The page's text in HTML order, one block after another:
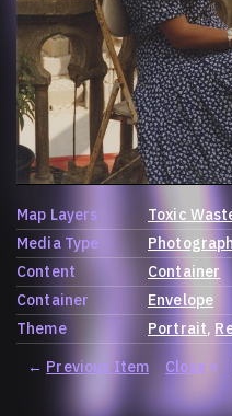
Map Layers
Toxic
Media Type
Photograph
Content
Container
Container
Envelope
Theme
Portrait
← Previous Item Close×